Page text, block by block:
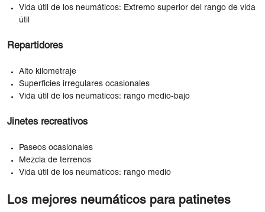
Vida útil de los neumáticos: Extremo superior del rango de vida
útil
Repartidores
Alto kilometraje
Superficies irregulares ocasionales
Vida útil de los neumáticos: rango medio-bajo
Jinetes recreativos
Paseos ocasionales
Mezcla de terrenos
Vida útil de los neumáticos: rango medio
Los mejores neumáticos para patinetes